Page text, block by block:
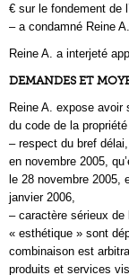
€ sur le fondement de
– a condamné Reine
Reine A. a interjeté
DEMANDES ET
Reine A. expose avoir
du code de la
– respect du bref
en novembre 2005,
le 28 novembre 2005,
janvier 2006,
– caractère sérieux de
« esthétique » sont
combinaison est
produits et services